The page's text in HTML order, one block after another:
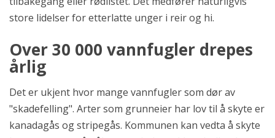
store lidelser for etterlatte unger i reir og hi.
Over 30 000 vannfugler drepes
årlig
Det er ukjent hvor mange vannfugler som dør av
"skadefelling". Arter som grunneier har lov til å skyte er
kanadagås og stripegås. Kommunen kan vedta å skyte